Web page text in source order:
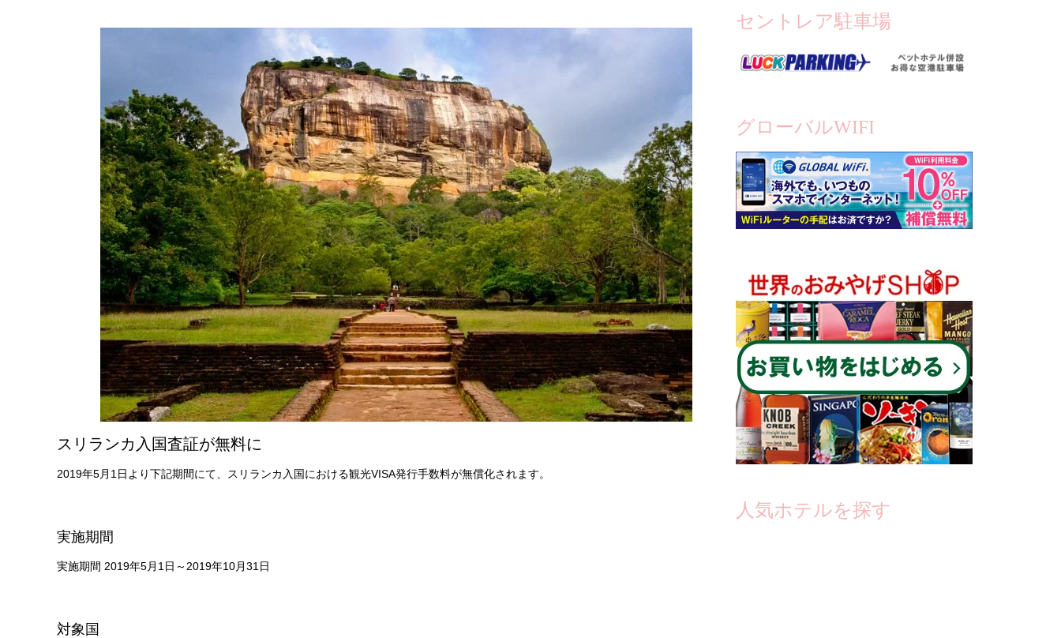
スリランカ入国査証が無料に
2019年5月1日より下記期間にて、 スリランカ入国における観光VISA発行手数料が無償化されます。
実施期間
実施期間 2019年5月1日～2019年10月31日
対象国
セントレア駐車場
グローバルWIFI
人気ホテルを探す